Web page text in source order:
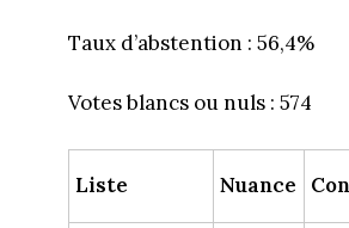
Taux d’abstention : 56,4%
Votes blancs ou nuls : 574
Liste Nuance